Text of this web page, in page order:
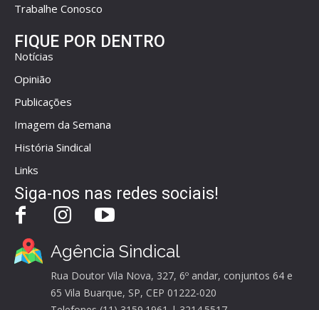
Trabalhe Conosco
FIQUE POR DENTRO
Notícias
Opinião
Publicações
Imagem da Semana
História Sindical
Links
Siga-nos nas redes sociais!
Agência Sindical
Rua Doutor Vila Nova, 327, 6º andar, conjuntos 64 e
65 Vila Buarque, SP, CEP 01222-020